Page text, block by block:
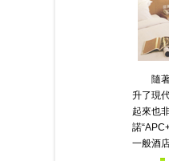
隨
升了現
起來也
諾
一般酒